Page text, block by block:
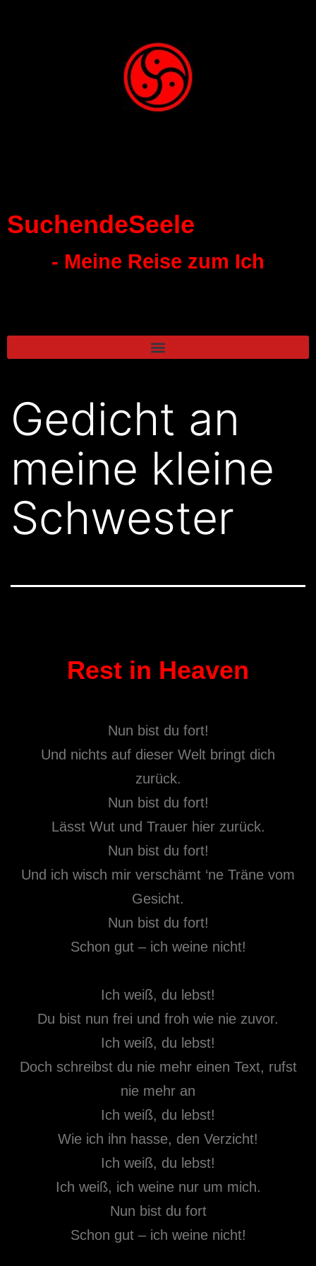
SuchendeSeele
- Meine Reise zum Ich
Gedicht an
meine kleine
Schwester
Rest in Heaven
Nun bist du fort!
Und nichts auf dieser Welt bringt dich
zurück.
Nun bist du fort!
Lässt Wut und Trauer hier zurück.
Nun bist du fort!
Und ich wisch mir verschämt ‘ne Träne vom
Gesicht.
Nun bist du fort!
Schon gut – ich weine nicht!
Ich weiß, du lebst!
Du bist nun frei und froh wie nie zuvor.
Ich weiß, du lebst!
Doch schreibst du nie mehr einen Text, rufst
nie mehr an
Ich weiß, du lebst!
Wie ich ihn hasse, den Verzicht!
Ich weiß, du lebst!
Ich weiß, ich weine nur um mich.
Nun bist du fort
Schon gut – ich weine nicht!